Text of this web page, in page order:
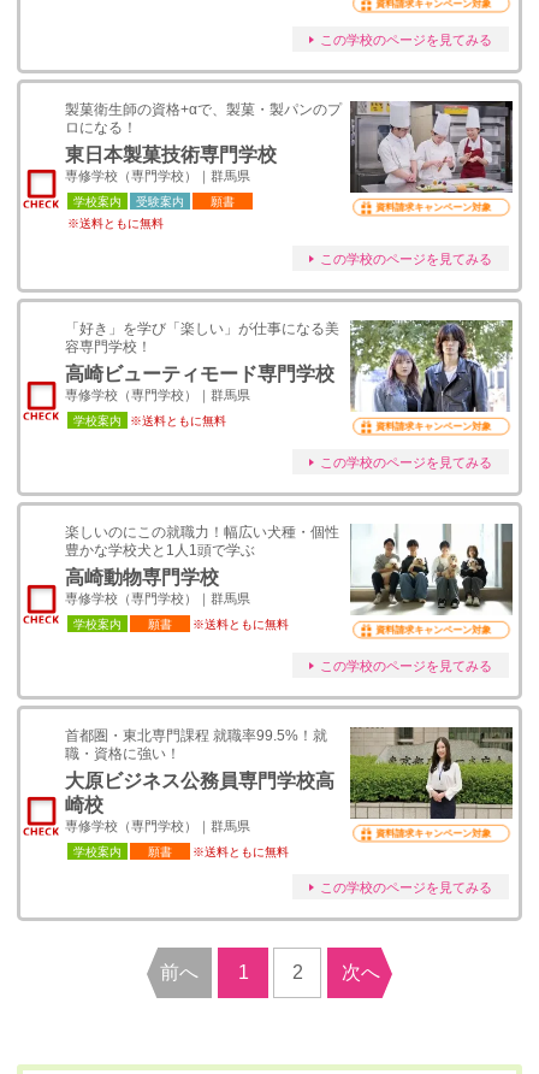
資料請求キャンペーン対象
この学校のページを見てみる
製菓衛生師の資格+αで、製菓・製パンのプ
ロになる！
東日本製菓技術専門学校
専修学校（専門学校）｜群馬県
学校案内 受験案内
願書
※送料ともに無料
資料請求キャンペーン対象
この学校のページを見てみる
「好き」を学び「楽しい」が仕事になる美
容専門学校！
高崎ビューティモード専門学校
専修学校（専門学校）｜群馬県
学校案内 ※送料ともに無料 資料請求キャンペーン対象
この学校のページを見てみる
楽しいのにこの就職力！幅広い犬種・個性
豊かな学校犬と1人1頭で学ぶ
高崎動物専門学校
専修学校（専門学校）｜群馬県
学校案内 願書 ※送料ともに無料 資料請求キャンペーン対象
この学校のページを見てみる
首都圏・東北専門課程 就職率99.5%！就
職・資格に強い！
大原ビジネス公務員専門学校高
崎校
専修学校（専門学校）｜群馬県
学校案内 願書 ※送料ともに無料
資料請求キャンペーン対象
この学校のページを見てみる
前へ 1 2 次へ